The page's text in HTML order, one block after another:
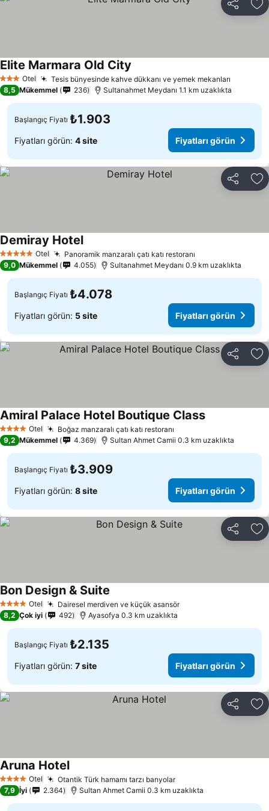
Paylaş
3 YıldızOtel Tesis bünyesinde kahve dükkanı ve yemek mekanları
Elite Marmara Old City
8,5 Mükemmel 236 Sultanahmet Meydanı 1.1 km uzaklıkta
Başlangıç Fiyatı ₺1.903
Fiyatları görün: 4 site Fiyatları görün
Paylaş
5 Yıldız Otel Panoramik manzaralı çatı katı restoranı
Demiray HotelFiyatları görün
9,0 Mükemmel 4.055 Sultanahmet Meydanı 0.9 km uzaklıkta
Başlangıç Fiyatı ₺4.078
Fiyatları görün: 5 site Fiyatları görün
Paylaş
4 Yıldız Otel Boğaz manzaralı çatı katı restoranı
Amiral Palace Hotel Boutique ClassFiyatları
9,2 Mükemmel 4.369 Sultan Ahmet Camii 0.3 km uzaklıkta
Başlangıç Fiyatı ₺3.909
Fiyatları görün: 8 site Fiyatları görün
Paylaş
4 Yıldız Otel Dairesel merdiven ve küçük asansörFiyatları görün
Bon Design & Suite
8,2 Çok iyi 492 Ayasofya 0.3 km uzaklıkta
Başlangıç Fiyatı ₺2.135
Fiyatları görün: 7 site Fiyatları görün
Paylaş
4 Yıldız Otel Otantik Türk hamamı tarzı banyolarFiyatları görün
Aruna HotelFiyatları görün
7,9 İyi 2.364 Sultan Ahmet Camii 0.3 km uzaklıkta